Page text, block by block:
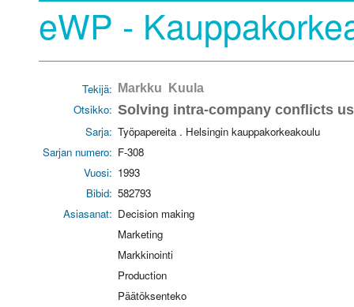
eWP -
Tekijä: Markku Kuula
Otsikko: Solving intra-company conflicts
Sarja: Työpapereita . Helsingin kauppakorkeakoulu
Sarjan numero: F-308
Vuosi: 1993
Bibid: 582793
Asiasanat: Decision making
Marketing
Markkinointi
Production
Päätöksenteko